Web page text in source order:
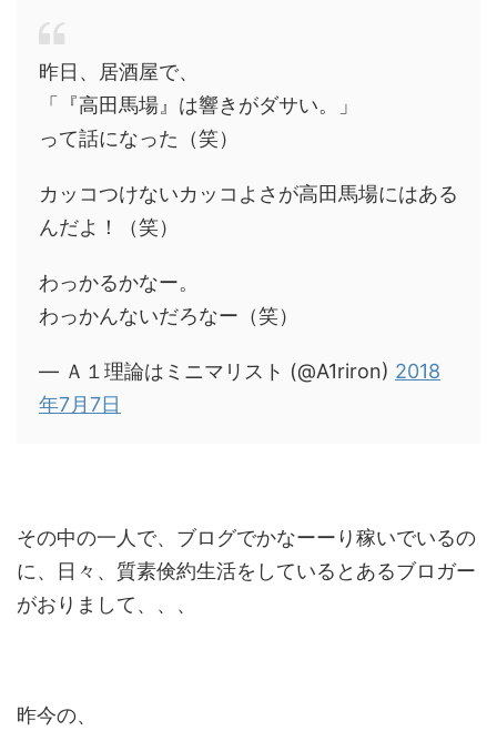
昨日、居酒屋で、
「『高田馬場』は響きがダサい。」
って話になった（笑）
カッコつけないカッコよさが高田馬場にはある
んだよ！（笑）
わっかるかなー。
わっかんないだろなー（笑）
— Ａ１理論はミニマリスト (@A1riron) 2018
年7月7日
その中の一人で、ブログでかなーーり稼いでいるの
に、日々、質素倹約生活をしているとあるブロガー
がおりまして、、、
昨今の、